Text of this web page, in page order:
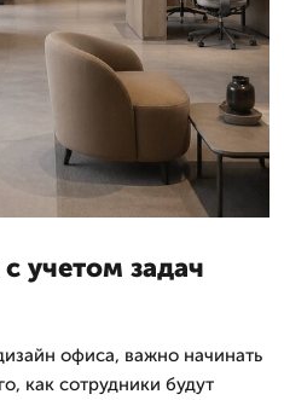
учетом задач
офиса, важно начинать
как сотрудники будут